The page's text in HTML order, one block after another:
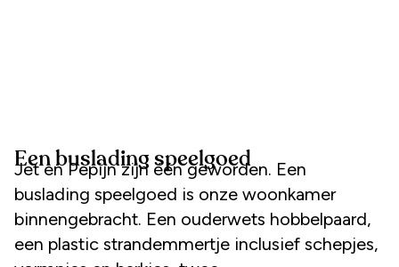
Een buslading speelgoed
Jet en Pepijn zijn één geworden. Een
buslading speelgoed is onze woonkamer
binnengebracht. Een ouderwets hobbelpaard,
een plastic strandemmertje inclusief schepjes,